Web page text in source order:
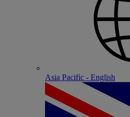
Asia Pacific - English